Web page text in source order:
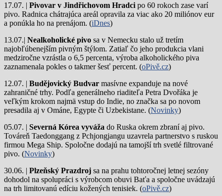
17.07. | Pivovar v Jindřichovom Hradci po 60 rokoch zase varí
pivo. Radnica chátrajúca areál opravila za viac ako 20 miliónov eur
a ponúkla ho na prenájom. (iDnes)
13.07.| Nealkoholické pivo sa v Nemecku stalo už tretím
najobľúbenejším pivným štýlom. Zatiaľ čo jeho produkcia vlani
medziročne vzrástla o 6,5 percenta, výroba alkoholického piva
zaznamenala pokles o takmer šesť percent. (oPivě.cz)
12.07. | Budějovický Budvar masívne expanduje na nové
zahraničné trhy. Podľa generálneho riaditeľa Petra Dvořáka je
veľkým krokom najmä vstup do Indie, no značka sa po novom
presadila aj v Ománe, Egypte či Uzbekistane. (Novinky)
05.07. | Severná Kórea vyváža do Ruska okrem zbraní aj pivo.
Továreň Taedonggang z Pchjongjangu uzavrela partnerstvo s ruskou
firmou Mega Ship. Spoločne dodajú na tamojší trh svetlé filtrované
pivo. (Novinky)
30.06. | Plzeňský Prazdroj sa na prahu tohtoročnej letnej sezóny
dohodol na spolupráci s výrobcom obuvi Baťa a spoločne uvádzajú
na trh limitovanú edíciu kožených tenisiek. (oPivě.cz)